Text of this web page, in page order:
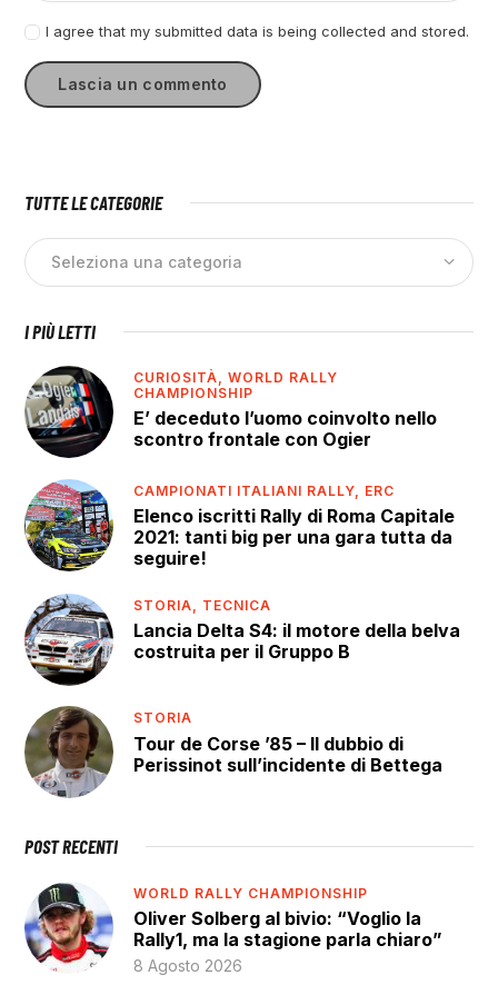
I agree that my submitted data is being collected and stored.
TUTTE LE CATEGORIE
I PIÙ LETTI
CURIOSITÀ,WORLD RALLY
CHAMPIONSHIP
E’ deceduto l’uomo coinvolto nello
scontro frontale con Ogier
CAMPIONATI ITALIANI RALLY, ERC
Elenco iscritti Rally di Roma Capitale
2021: tanti big per una gara tutta da
seguire!
STORIA, TECNICA
Lancia Delta S4: il motore della belva
costruita per il Gruppo B
STORIA
Tour de Corse ’85 – Il dubbio di
Perissinot sull’incidente di Bettega
POST RECENTI
WORLD RALLY CHAMPIONSHIP
Oliver Solberg al bivio: “Voglio la
Rally1, ma la stagione parla chiaro”
8 Agosto 2026